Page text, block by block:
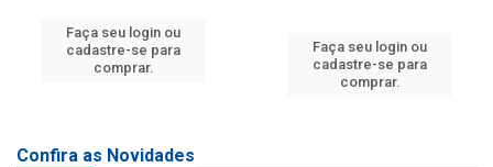
Faça seu login ou
cadastre-se para
comprar.
Faça seu login ou
cadastre-se para
comprar.
Confira as Novidades